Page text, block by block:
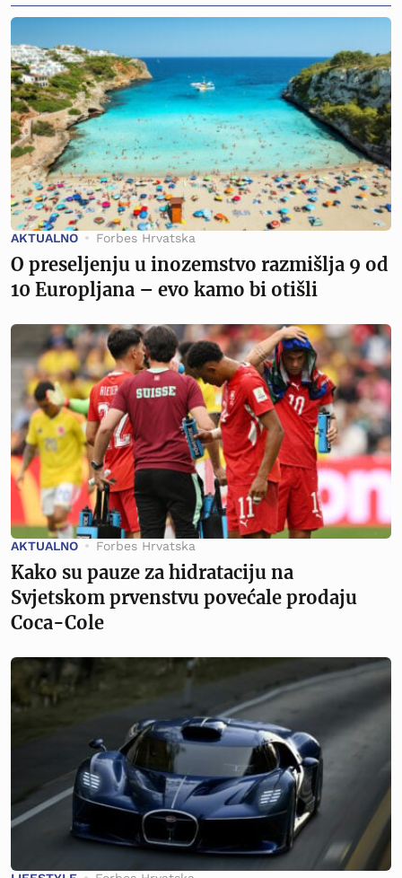
AKTUALNO Forbes Hrvatska
O preseljenju u inozemstvo razmišlja 9 od
10 Europljana – evo kamo bi otišli
AKTUALNO Forbes Hrvatska
Kako su pauze za hidrataciju na
Svjetskom prvenstvu povećale prodaju
Coca-Cole